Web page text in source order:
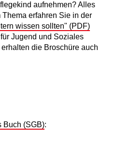
aufnehmen? Alles
erfahren Sie in der
wissen sollten" (PDF)
Jugend und Soziales
die Broschüre auch
Buch (SGB):